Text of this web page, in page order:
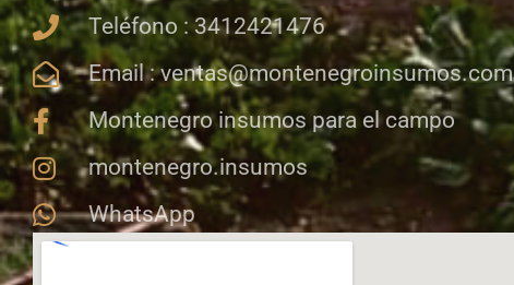
Teléfono : 3412421476
Email : ventas@montenegroinsumos.com
Montenegro insumos para el campo
montenegro.insumos
WhatsApp